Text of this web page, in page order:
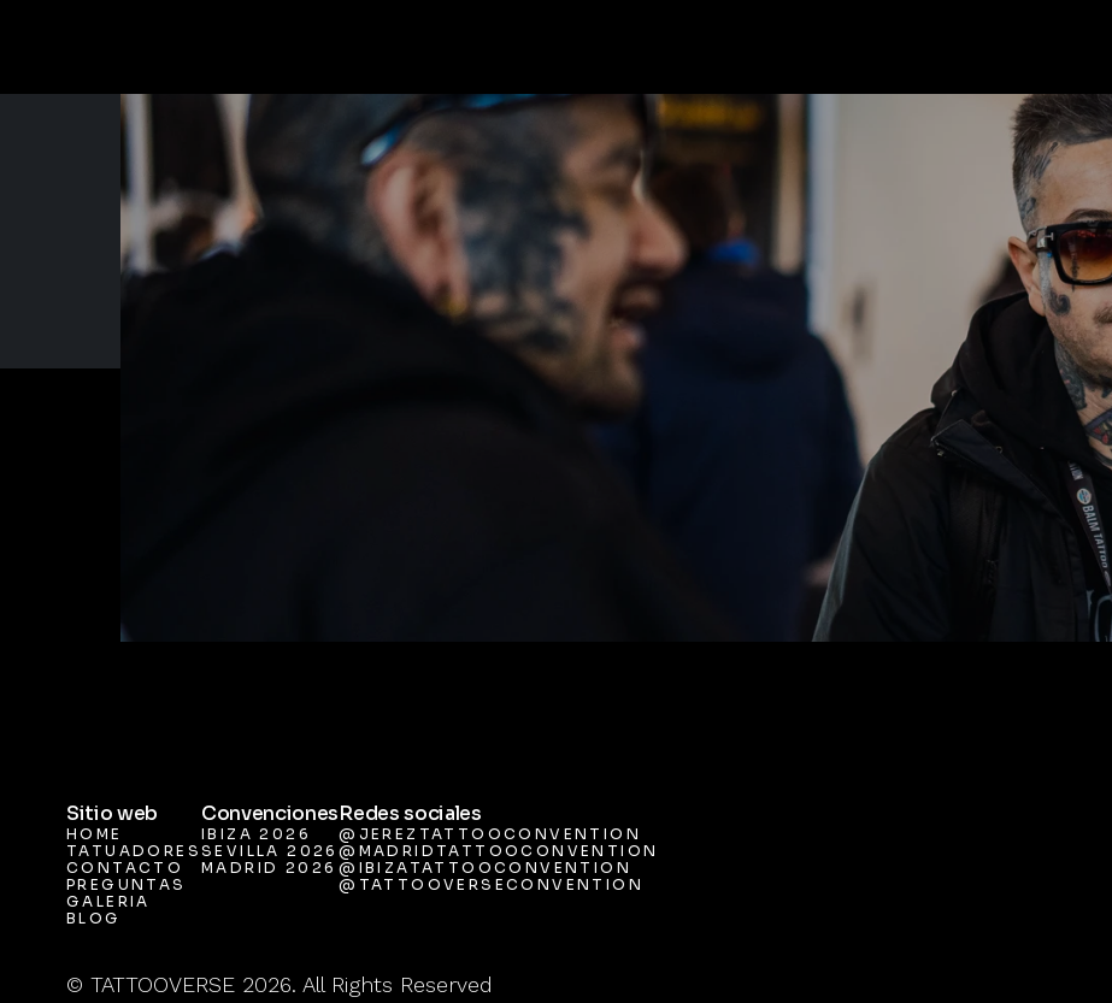
Sitio web
HOME
HOME
TATUADORES
TATUADORES
CONTACTO
CONTACTO
PREGUNTAS
PREGUNTAS
GALERIA
GALERIA
BLOG
Convenciones
IBIZA 2026
IBIZA 2026
SEVILLA 2026
SEVILLA 2026
MADRID 2026
Redes sociales
@JEREZTATTOOCONVENTION
@JEREZTATTOOCONVENTION
@MADRIDTATTOOCONVENTION
@MADRIDTATTOOCONVENTION
@IBIZATATTOOCONVENTION
@IBIZATATTOOCONVENTION
@TATTOOVERSECONVENTION
© TATTOOVERSE 2026. All Rights Reserved